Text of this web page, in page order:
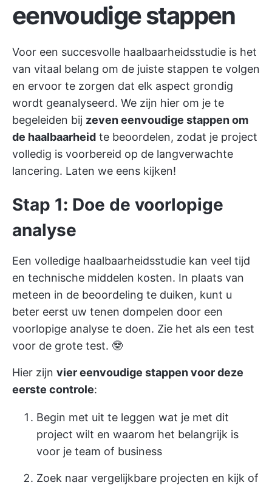
eenvoudige stappen
Voor een succesvolle haalbaarheidsstudie is het
van vitaal belang om de juiste stappen te volgen
en ervoor te zorgen dat elk aspect grondig
wordt geanalyseerd. We zijn hier om je te
begeleiden bij zeven eenvoudige stappen om
de haalbaarheid te beoordelen, zodat je project
volledig is voorbereid op de langverwachte
lancering. Laten we eens kijken!
Stap 1: Doe de voorlopige
analyse
Een volledige haalbaarheidsstudie kan veel tijd
en technische middelen kosten. In plaats van
meteen in de beoordeling te duiken, kunt u
beter eerst uw tenen dompelen door een
voorlopige analyse te doen. Zie het als een test
voor de grote test. 🤓
Hier zijn vier eenvoudige stappen voor deze
eerste controle:
Begin met uit te leggen wat je met dit
project wilt en waarom het belangrijk is
voor je team of business
Zoek naar vergelijkbare projecten en kijk of